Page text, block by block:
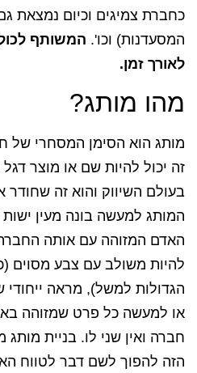
כחברת צמיגים וכיום נמצאת
המסעדנות) וכו'. המשותף
לאורך זמן.
מהו מותג?
מותג הוא הסימן המסחרי של
זה יכול להיות שם או מוצר
בעולם השיווק והוא זה שחודר
המותג למעשה בונה מעין
האדם המזוהה עם אותה החברה
להיות משולב עם צבע מסוים
הגדולות למשל), מראה ייחודי
או למעשה כל פרט שמזוהה
חברה ואין שני לו. בניית מותג
הזה להפוך לשם דבר לטווח